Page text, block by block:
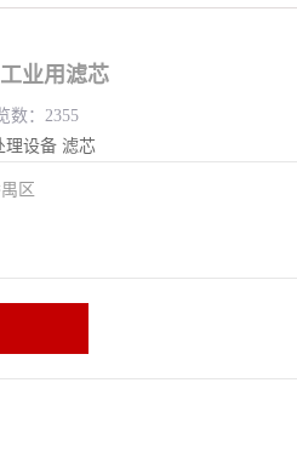
业用滤芯
数：2355
理设备 滤芯
区